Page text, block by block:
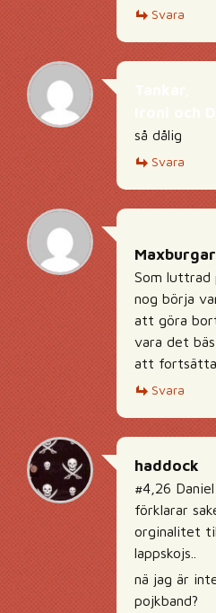
Svara
så dålig
Svara
Som luttrad
nog börja
att göra
vara det
att fortsätta
Svara
haddock
#4,26
förklarar
orginalitet
lappskojs..
nä jag är
pojkband?